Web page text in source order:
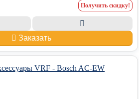
Получить скидку!
Заказать